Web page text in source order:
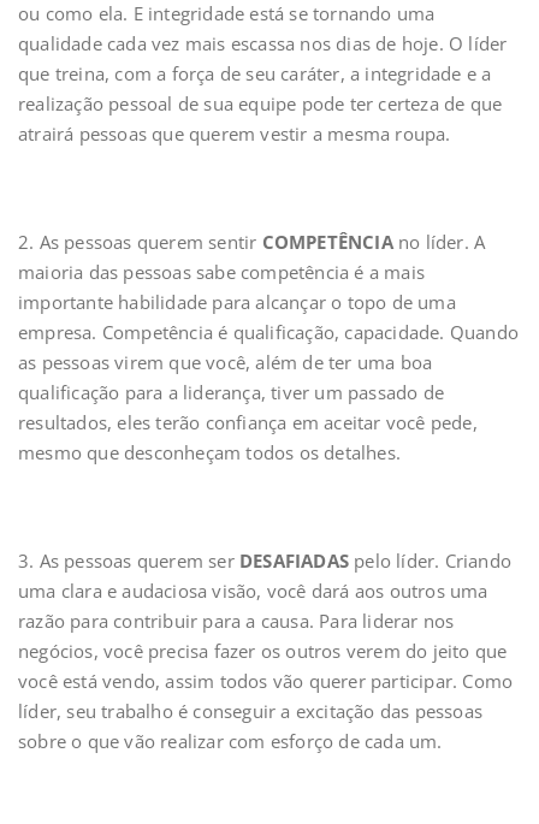
ou como ela. E integridade está se tornando uma
qualidade cada vez mais escassa nos dias de hoje. O líder
que treina, com a força de seu caráter, a integridade e a
realização pessoal de sua equipe pode ter certeza de que
atrairá pessoas que querem vestir a mesma roupa.
2. As pessoas querem sentir COMPETÊNCIAno líder. A
maioria das pessoas sabe competência é a mais
importante habilidade para alcançar o topo de uma
empresa. Competência é qualificação, capacidade. Quando
as pessoas virem que você, além de ter uma boa
qualificação para a liderança, tiver um passado de
resultados, eles terão confiança em aceitar você pede,
mesmo que desconheçam todos os detalhes.
3. As pessoas querem serDESAFIADAS pelo líder. Criando
uma clara e audaciosa visão, você dará aos outros uma
razão para contribuir para a causa. Para liderar nos
negócios, você precisa fazer os outros verem do jeito que
você está vendo, assim todos vão querer participar. Como
líder, seu trabalho é conseguir a excitação das pessoas
sobre o que vão realizar com esforço de cada um.